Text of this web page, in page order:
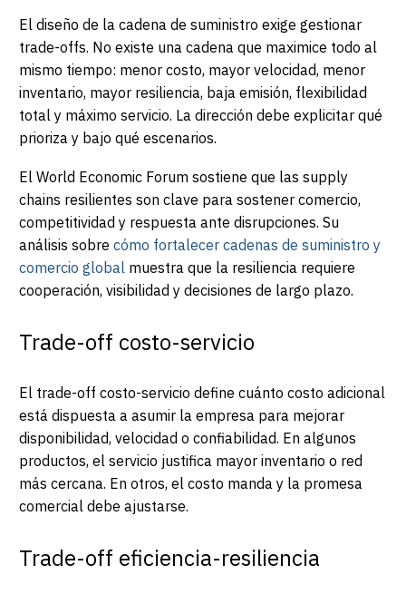
El diseño de la cadena de suministro exige gestionar
trade-offs. No existe una cadena que maximice todo al
mismo tiempo: menor costo, mayor velocidad, menor
inventario, mayor resiliencia, baja emisión, flexibilidad
total y máximo servicio. La dirección debe explicitar qué
prioriza y bajo qué escenarios.
El World Economic Forum sostiene que las supply
chains resilientes son clave para sostener comercio,
competitividad y respuesta ante disrupciones. Su
análisis sobre cómo fortalecer cadenas de suministro y
comercio global muestra que la resiliencia requiere
cooperación, visibilidad y decisiones de largo plazo.
Trade-off costo-servicio
El trade-off costo-servicio define cuánto costo adicional
está dispuesta a asumir la empresa para mejorar
disponibilidad, velocidad o confiabilidad. En algunos
productos, el servicio justifica mayor inventario o red
más cercana. En otros, el costo manda y la promesa
comercial debe ajustarse.
Trade-off eficiencia-resiliencia